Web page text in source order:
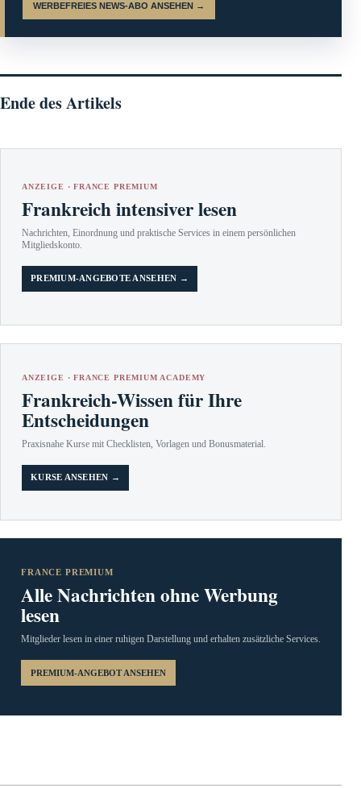
WERBEFREIES NEWS-ABO ANSEHEN →
Ende des Artikels
ANZEIGE · FRANCE PREMIUM
Frankreich intensiver lesen
Nachrichten, Einordnung und praktische Services in einem persönlichen
Mitgliedskonto.
PREMIUM-ANGEBOTE ANSEHEN →
ANZEIGE · FRANCE PREMIUM ACADEMY
Frankreich-Wissen für Ihre
Entscheidungen
Praxisnahe Kurse mit Checklisten, Vorlagen und Bonusmaterial.
KURSE ANSEHEN →
FRANCE PREMIUM
Alle Nachrichten ohne Werbung
lesen
Mitglieder lesen in einer ruhigen Darstellung und erhalten zusätzliche Services.
PREMIUM-ANGEBOT ANSEHEN